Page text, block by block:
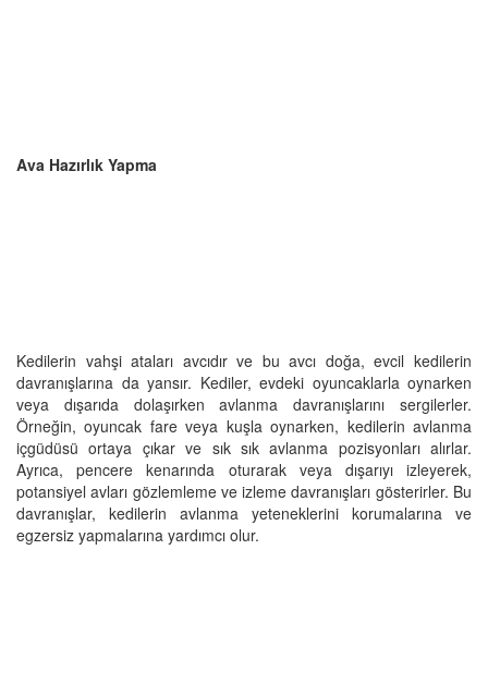
Ava Hazırlık Yapma
Kedilerin vahşi ataları avcıdır ve bu avcı doğa, evcil kedilerin
davranışlarına da yansır. Kediler, evdeki oyuncaklarla oynarken
veya dışarıda dolaşırken avlanma davranışlarını sergilerler.
Örneğin, oyuncak fare veya kuşla oynarken, kedilerin avlanma
içgüdüsü ortaya çıkar ve sık sık avlanma pozisyonları alırlar.
Ayrıca, pencere kenarında oturarak veya dışarıyı izleyerek,
potansiyel avları gözlemleme ve izleme davranışları gösterirler. Bu
davranışlar, kedilerin avlanma yeteneklerini korumalarına ve
egzersiz yapmalarına yardımcı olur.